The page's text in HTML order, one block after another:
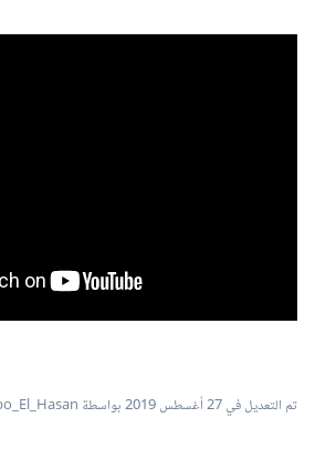
تم التعديل في27 أغسطس 2019 بواسطة Mansour_Abo_El_Hasan